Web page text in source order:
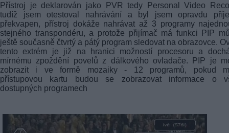
Přístroj je deklarován jako PVR tedy Personal Video
tudíž jsem otestoval nahrávání a byl jsem opravdu
překvapen, přístroj dokáže nahrávat až 3 programy
stejného transpondéru, a protože přijímač má funkci PIP
ještě současně čtvrtý a pátý program sledovat na obrazovce.
tento extrém je již na hranici možností procesoru a
mírnému zpoždění povelů z dálkového ovladače. PIP je
zobrazit i ve formě mozaiky - 12 programů, pokud
přístupovou kartu budou se zobrazovat informace o
dostupných programech